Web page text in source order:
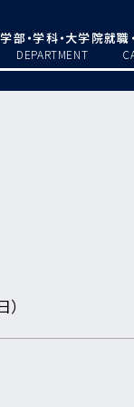
学部・学科・大学院
DEPARTMENT
就職